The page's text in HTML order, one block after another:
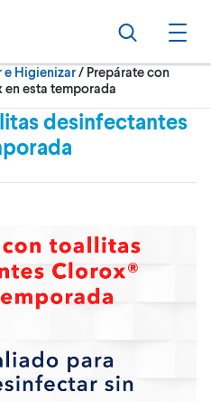
Buscar
e Higienizar Actualmente:
Prepárate con
esta temporada
desinfectantes